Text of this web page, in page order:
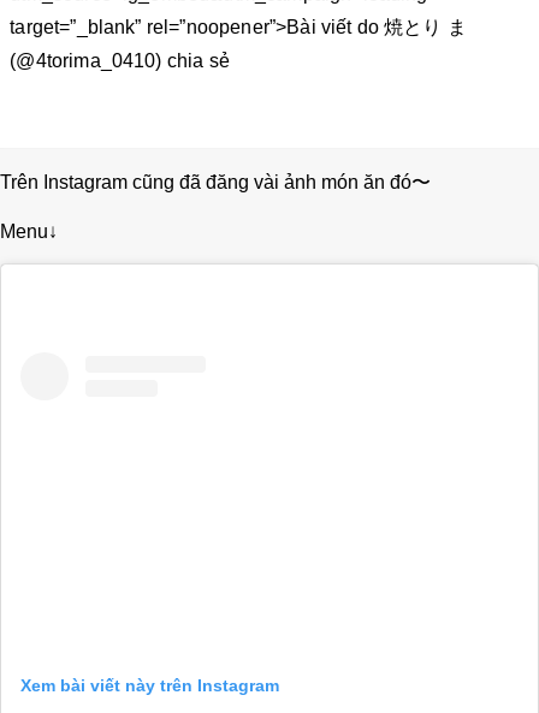
target=”_blank” rel=”noopener”>Bài viết do 焼とり ま
(@4torima_0410) chia sẻ
Trên Instagram cũng đã đăng vài ảnh món ăn đó〜
Menu↓
Xem bài viết này trên Instagram